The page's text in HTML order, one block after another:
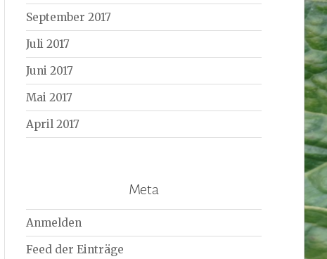
September 2017
Juli 2017
Juni 2017
Mai 2017
April 2017
Meta
Anmelden
Feed der Einträge